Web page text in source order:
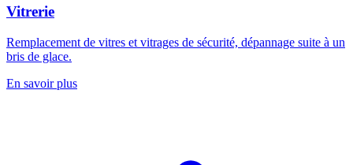
Vitrerie
Remplacement de vitres et vitrages de sécurité, dépannage suite à un
bris de glace.
En savoir plus